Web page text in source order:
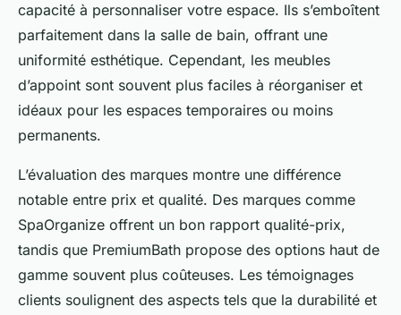
capacité à personnaliser votre espace. Ils s’emboîtent
parfaitement dans la salle de bain, offrant une
uniformité esthétique. Cependant, les meubles
d’appoint sont souvent plus faciles à réorganiser et
idéaux pour les espaces temporaires ou moins
permanents.
L’évaluation des marques montre une différence
notable entre prix et qualité. Des marques comme
SpaOrganize offrent un bon rapport qualité-prix,
tandis que PremiumBath propose des options haut de
gamme souvent plus coûteuses. Les témoignages
clients soulignent des aspects tels que la durabilité et